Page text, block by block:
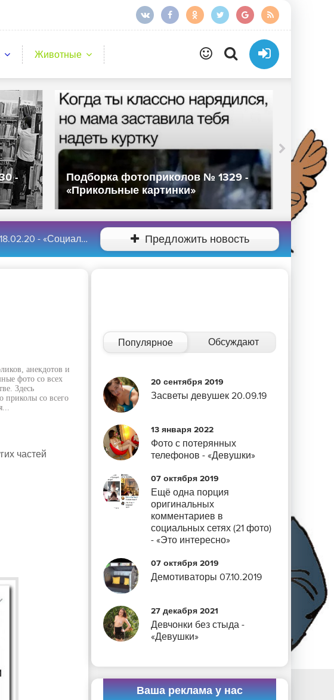
Животные
-
Подборка фотоприколов № 1329 -
«Прикольные картинки»
«Социальные сети» Предложить новость
анекдотов и
фото со всех
Здесь
приколы со всего
частей
Популярное Обсуждают
20 сентября 2019
Засветы девушек 20.09.19
13 января 2022
Фото с потерянных
телефонов - «Девушки»
07 октября 2019
Ещё одна порция
оригинальных
комментариев в
социальных сетях (21 фото)
- «Это интересно»
07 октября 2019
Демотиваторы 07.10.2019
27 декабря 2021
Девчонки без стыда -
«Девушки»
Ваша реклама у нас